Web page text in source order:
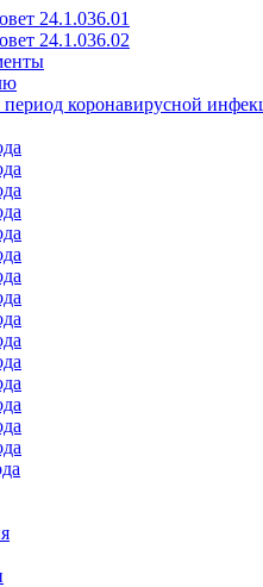
24.1.036.01
24.1.036.02
период коронавирусной